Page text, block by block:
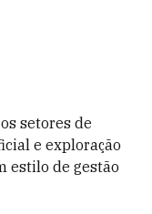
setores de
e exploração
estilo de gestão